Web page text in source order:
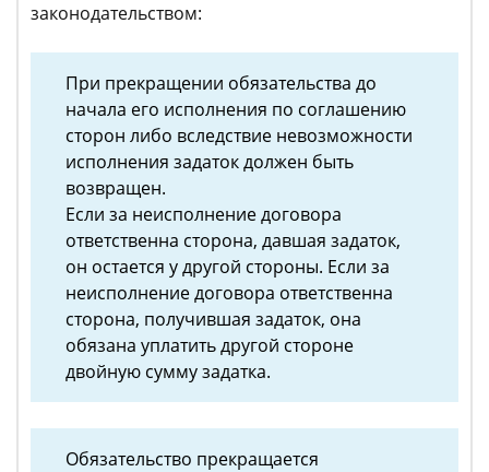
законодательством:
При прекращении обязательства до
начала его исполнения по соглашению
сторон либо вследствие невозможности
исполнения задаток должен быть
возвращен.
Если за неисполнение договора
ответственна сторона, давшая задаток,
он остается у другой стороны. Если за
неисполнение договора ответственна
сторона, получившая задаток, она
обязана уплатить другой стороне
двойную сумму задатка.
Обязательство прекращается